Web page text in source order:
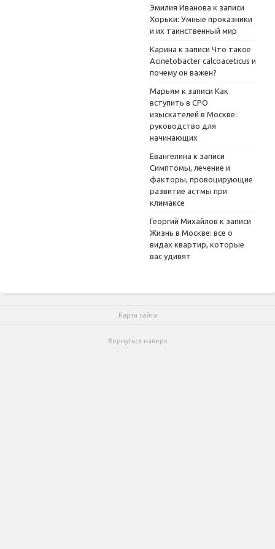
Эмилия Иванова к записи
Хорьки: Умные проказники
и их таинственный мир
Карина к записи Что такое
Acinetobacter calcoaceticus и
почему он важен?
Марьям к записи Как
вступить в СРО
изыскателей в Москве:
руководство для
начинающих
Евангелина к записи
Симптомы, лечение и
факторы, провоцирующие
развитие астмы при
климаксе
Георгий Михайлов к записи
Жизнь в Москве: все о
видах квартир, которые
вас удивят
Карта сайта
Вернуться наверх